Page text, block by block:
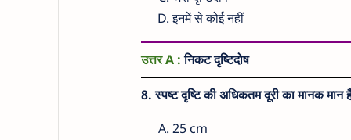
इनमें से कोई नहीं
उत्तर A : निकट दृष्टिदोष
8. स्पष्ट दृष्टि की अधिकतम दूरी का मानक मान
25 cm